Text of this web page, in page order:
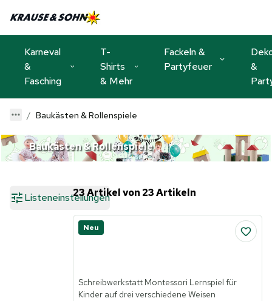
Karneval
&
Fasching
T-
Shirts
& Mehr
Fackeln &
Partyfeuer
&
Baukästen & Rollenspiele
Baukästen & Rollenspiele
Listeneinstellungen23 Artikel von 23 Artikeln
Neu
Schreibwerkstatt Montessori Lernspiel für
Kinder auf drei verschiedene Weisen